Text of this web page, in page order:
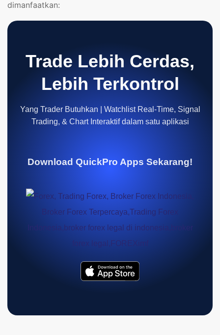
dimanfaatkan:
Trade Lebih Cerdas,
Lebih Terkontrol
Yang Trader Butuhkan | Watchlist Real-Time, Signal
Trading, & Chart Interaktif dalam satu aplikasi
Download QuickPro Apps Sekarang!